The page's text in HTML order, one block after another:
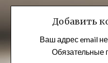
Добавить
Ваш адрес email не
Обязательные